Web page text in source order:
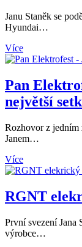
Janu Staněk se
Hyundai…
Více
Pan
největší
Rozhovor z jedním
Janem…
Více
RGNT
První svezení Jana
výrobce…